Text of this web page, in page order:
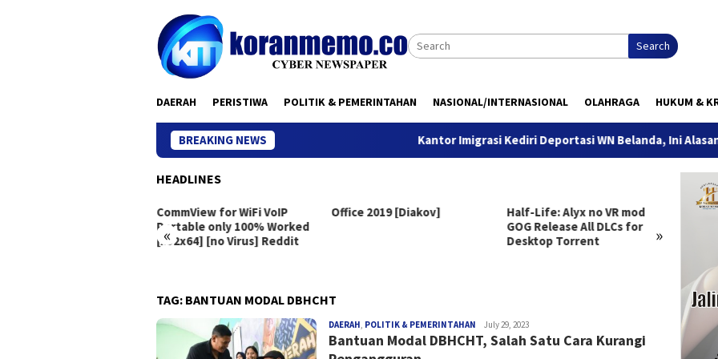
Search
DAERAH PERISTIWA POLITIK & PEMERINTAHAN NASIONAL/INTERNASIONAL OLAHRAGA HUKUM &
BREAKING NEWS Kantor Imigrasi Kediri Deportasi WN Belanda, Ini Alasannya
HEADLINES
« »
CommView for WiFi VoIP
Portable only 100% Worked
[x32x64] [no Virus] Reddit
Office 2019 [Diakov]
Half-Life: Alyx no VR mod
GOG Release All DLCs for
Desktop Torrent
Clair
TAG: BANTUAN MODAL DBHCHT
DAERAH, POLITIK & PEMERINTAHAN redaksi
July 29, 2023
Bantuan Modal DBHCHT, Salah Satu Cara Kurangi